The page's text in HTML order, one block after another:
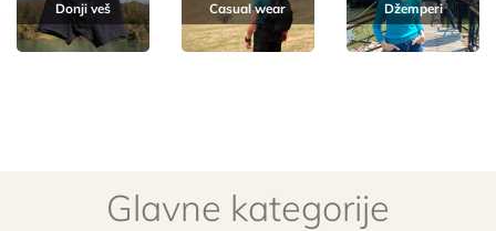
Donji veš Casual wear Džemperi
Glavne kategorije